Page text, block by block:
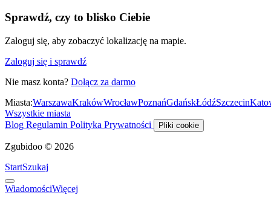
Sprawdź, czy to blisko Ciebie
Zaloguj się, aby zobaczyć lokalizację na mapie.
Zaloguj się i sprawdź
Nie masz konta? Dołącz za darmo
Miasta:WarszawaKrakówWrocławPoznańGdańskŁódźSzczecin
Wszystkie miasta
Blog Regulamin Polityka Prywatności Pliki cookie
Zgubidoo © 2026
StartSzukaj
WiadomościWięcej